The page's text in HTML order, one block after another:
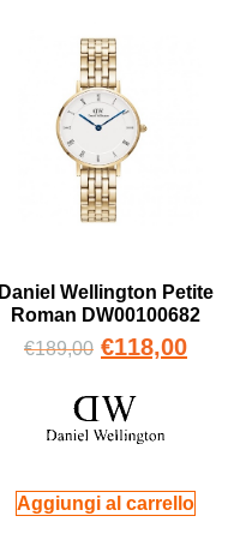
Daniel Wellington Petite
Roman DW00100682
€189,00 €118,00
Aggiungi al carrello